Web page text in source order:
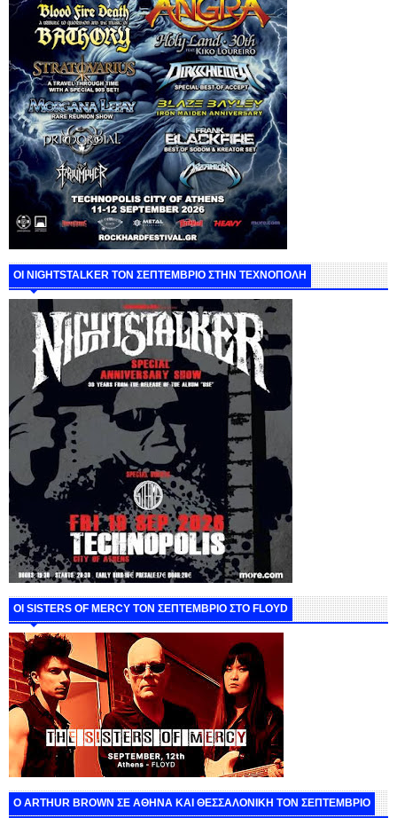
ΟΙ NIGHTSTALKER ΤΟΝ ΣΕΠΤΕΜΒΡΙΟ ΣΤΗΝ ΤΕΧΝΟΠΟΛΗ
ΟΙ SISTERS OF MERCY ΤΟΝ ΣΕΠΤΕΜΒΡΙΟ ΣΤΟ FLOYD
O ARTHUR BROWN ΣΕ ΑΘΗΝΑ ΚΑΙ ΘΕΣΣΑΛΟΝΙΚΗ ΤΟΝ ΣΕΠΤΕΜΒΡΙΟ